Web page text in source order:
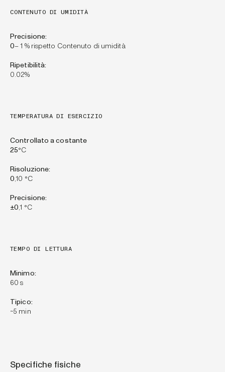
CONTENUTO DI UMIDITÀ
Precisione:
‍0– 1 % rispetto Contenuto di umidità
Ripetibilità:
0.02%
TEMPERATURA DI ESERCIZIO
Controllato a costante
25°C
Risoluzione:
0,10 °C
Precisione:
±0,1 °C
TEMPO DI LETTURA
Minimo:
60 s
Tipico:
~5 min
Specifiche fisiche